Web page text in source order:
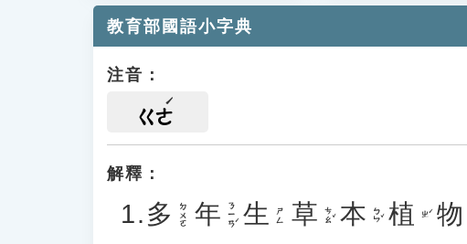
教育部國語小字典
注音：
ㄍㄜ
解釋：
1.多 ㄉㄨㄛ 年 ㄋㄧㄢˊ 生 ㄕㄥ 草 ㄘㄠˇ 本 ㄅㄣˇ 植 ㄓˊ 物